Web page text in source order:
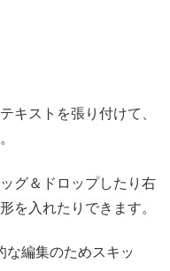
キストを張り付けて、
グ＆ドロップしたり右
を入れたりできます。
な編集のためスキッ